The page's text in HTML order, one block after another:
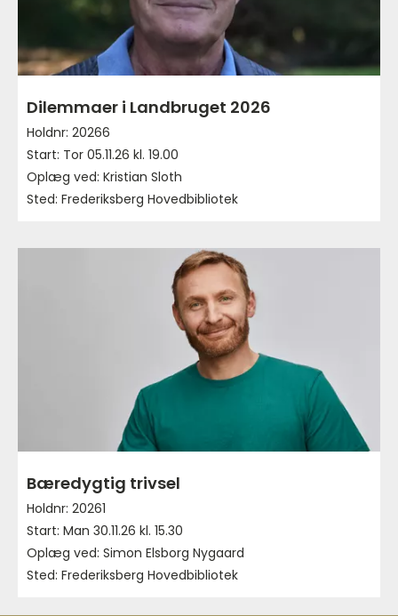
Dilemmaer i Landbruget 2026
Holdnr: 20266
Start: Tor 05.11.26 kl. 19.00
Oplæg ved: Kristian Sloth
Sted: Frederiksberg Hovedbibliotek
Bæredygtig trivsel
Holdnr: 20261
Start: Man 30.11.26 kl. 15.30
Oplæg ved: Simon Elsborg Nygaard
Sted: Frederiksberg Hovedbibliotek